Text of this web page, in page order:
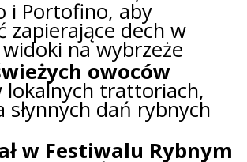
i Portofino, aby
zapierające dech w
na wybrzeże
owoców
lokalnych trattoriach,
słynnych dań rybnych
w Festiwalu Rybnym